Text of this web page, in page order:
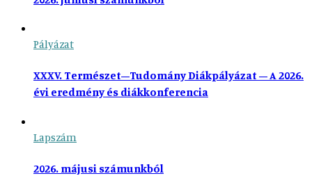
Pályázat
XXXV. Természet–Tudomány Diákpályázat – A 2026.
évi eredmény és diákkonferencia
Lapszám
2026. májusi számunkból